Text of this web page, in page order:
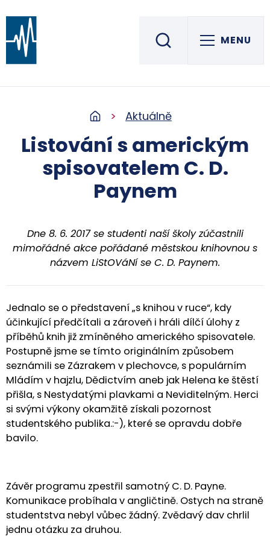
Střední škola informatiky, elektrotechniky a řemesel
ROŽNOV POD RADHOŠTĚM MENU
Aktuálně
Listování s americkým
spisovatelem C. D.
Paynem
Dne 8. 6. 2017 se studenti naší školy zúčastnili
mimořádné akce pořádané městskou knihovnou s
názvem LiStOVáNí se C. D. Paynem.
Jednalo se o představení „s knihou v ruce“, kdy
účinkující předčítali a zároveň i hráli dílčí úlohy z
příběhů knih již zmíněného amerického spisovatele.
Postupně jsme se tímto originálním způsobem
seznámili se Zázrakem v plechovce, s populárním
Mládím v hajzlu, Dědictvím aneb jak Helena ke štěstí
přišla, s Nestydatými plavkami a Neviditelným. Herci
si svými výkony okamžitě získali pozornost
studentského publika.:-), které se opravdu dobře
bavilo.
Závěr programu zpestřil samotný C. D. Payne.
Komunikace probíhala v angličtině. Ostych na straně
studentstva nebyl vůbec žádný. Zvědavý dav chrlil
jednu otázku za druhou.